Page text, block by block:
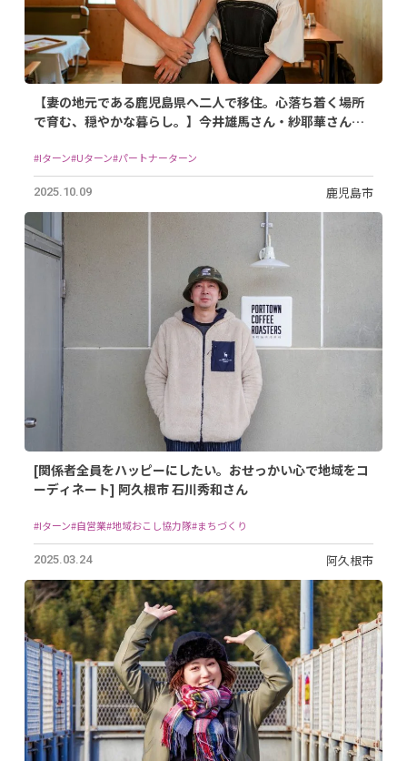
【妻の地元である鹿児島県へ二人で移住。心落ち着く場所
で育む、穏やかな暮らし。】今井雄馬さん・紗耶華さんご
#Iターン#Uターン#パートナーターン
2025.10.09 鹿児島市
[関係者全員をハッピーにしたい。おせっかい心で地域をコ
ーディネート] 阿久根市 石川秀和さん
#Iターン#自営業#地域おこし協力隊#まちづくり
2025.03.24 阿久根市